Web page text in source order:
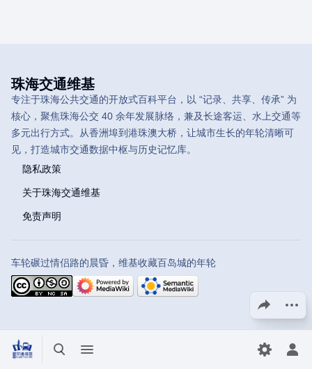
打开/关闭搜索
打开/关闭菜单 切换首选
打
分享此页面
珠海交通维基
专注于珠海公共交通的开放式百科平台，以 “记录、共享、传承” 为
核心，聚焦珠海公交 40 余年发展脉络，兼及长途客运、水上交通等
多元出行方式。从香洲埠到港珠澳大桥，让城市生长的年轮清晰可
见，打造城市交通数据中枢与历史记忆库。
隐私政策
关于珠海交通维基
免责声明
车轮碾过情侣路的晨昏，维基收藏百岛城的年轮